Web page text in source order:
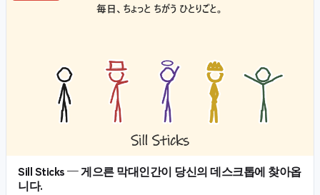
Sill Sticks — 게으른 막대인간이 당신의 데스크톱에 찾아옵
니다.